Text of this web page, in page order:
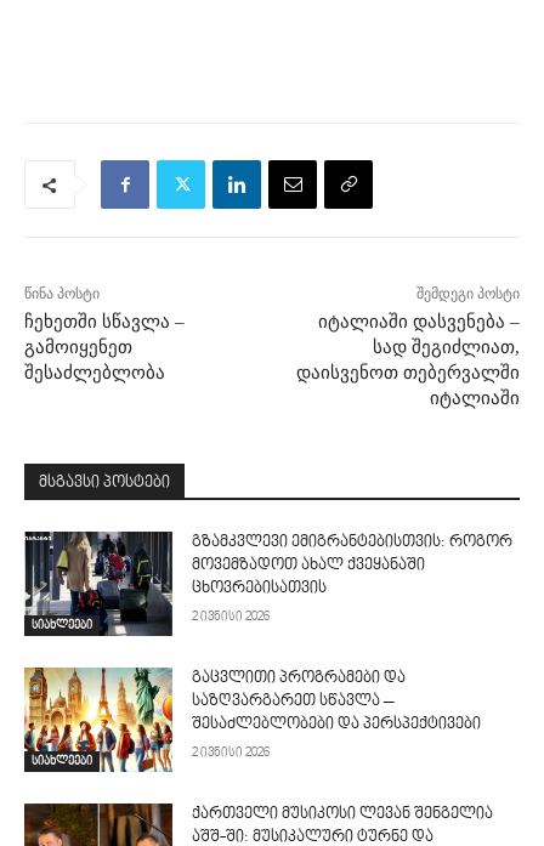
წინა პოსტი
ჩეხეთში სწავლა –
გამოიყენეთ
შესაძლებლობა
შემდეგი პოსტი
იტალიაში დასვენება –
სად შეგიძლიათ,
დაისვენოთ თებერვალში
იტალიაში
მსგავსი პოსტები
სიახლეები
გზამკვლევი ემიგრანტებისთვის: როგორ
მოვემზადოთ ახალ ქვეყანაში
ცხოვრებისათვის
2 ივნისი 2026
სიახლეები
გაცვლითი პროგრამები და
საზღვარგარეთ სწავლა –
შესაძლებლობები და პერსპექტივები
2 ივნისი 2026
ქართველი მუსიკოსი ლევან შენგელია
აშშ-ში: მუსიკალური ტურნე და